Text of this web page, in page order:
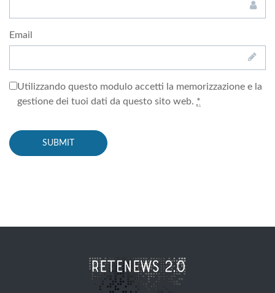
Email
Utilizzando questo modulo accetti la memorizzazione e la
gestione dei tuoi dati da questo sito web. *